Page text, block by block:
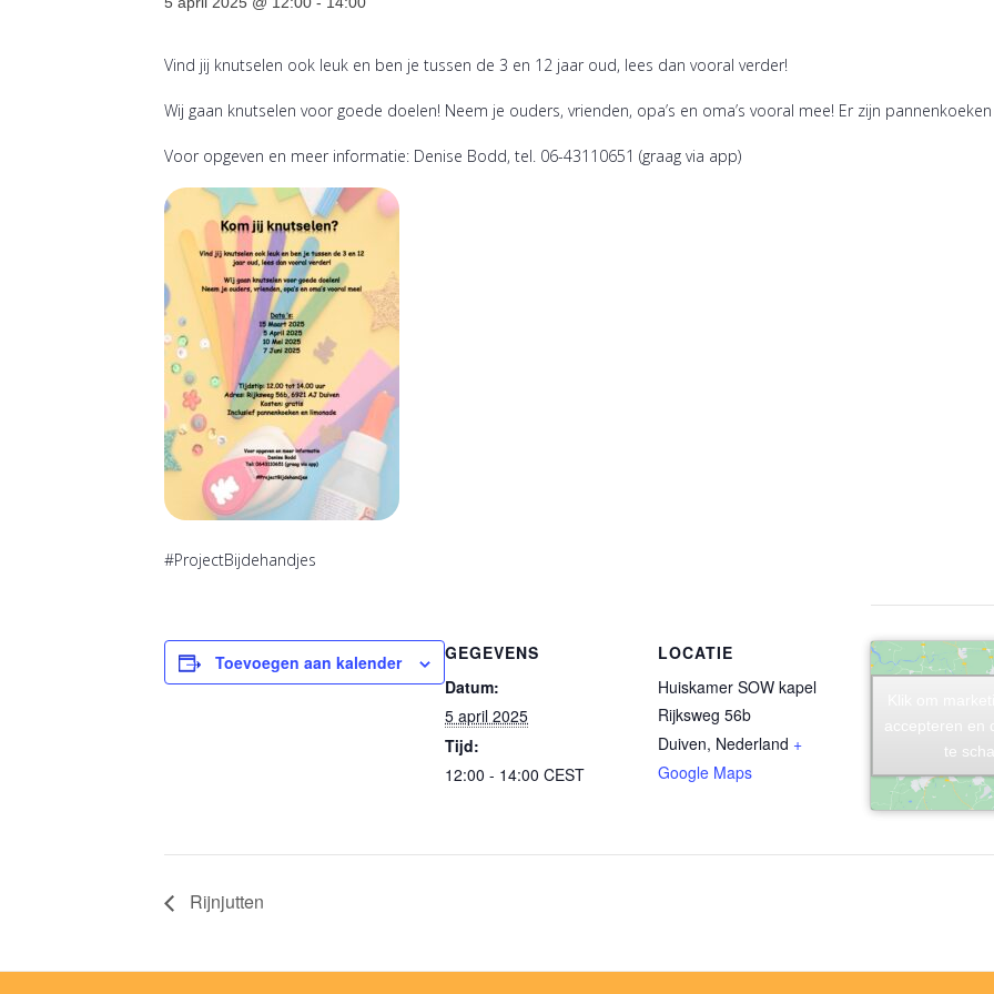
Vind jij knutselen ook leuk en ben je tussen de 3 en 12 jaar oud, lees dan vooral verder!
Wij gaan knutselen voor goede doelen! Neem je ouders, vrienden, opa’s en oma’s vooral mee! Er zijn
Voor opgeven en meer informatie: Denise Bodd, tel. 06-43110651 (graag via app)
#ProjectBijdehandjes
Toevoegen aan kalender
GEGEVENS
Datum:
5 april 2025
Tijd:
12:00 - 14:00 CEST
LOCATIE
Huiskamer SOW kapel
Rijksweg 56b
Duiven, Nederland +
Google Maps
accepteren en
te
accepteren en
te
Rijnjutten